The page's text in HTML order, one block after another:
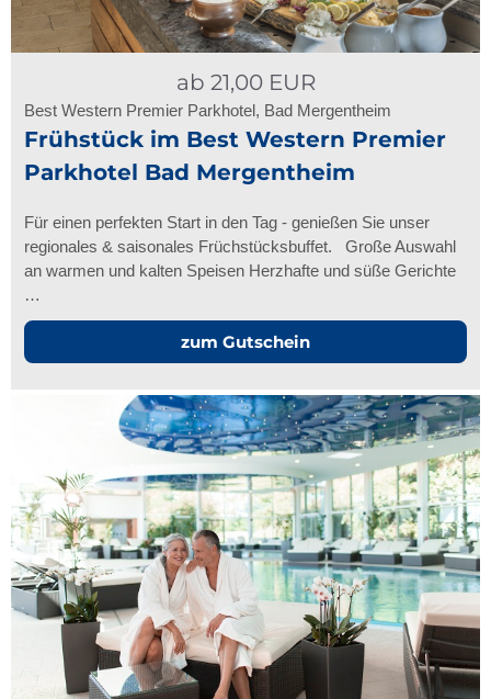
ab 21,00EUR
Best Western Premier Parkhotel, Bad Mergentheim
Frühstück im Best Western Premier
Parkhotel Bad Mergentheim
Für einen perfekten Start in den Tag - genießen Sie unser
regionales & saisonales Früchstücksbuffet. Große Auswahl
an warmen und kalten Speisen Herzhafte und süße Gerichte
…
zum Gutschein